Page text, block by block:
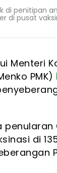
di penitipan
di pusat
Menteri
PMK)
di